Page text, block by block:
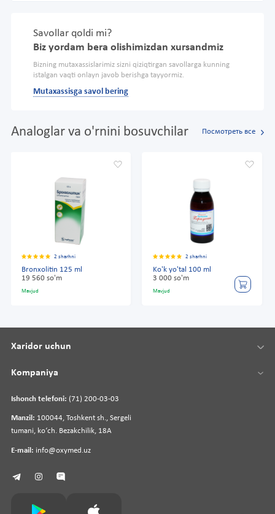
Savollar qoldi mi?
Biz yordam bera olishimizdan xursandmiz
Bizning mutaxassislarimiz sizni qiziqtirgan savollarga kunning
istalgan vaqti onlayn javob berishga tayyormiz.
Mutaxassisga savol bering
Analoglar va o'rnini bosuvchilar Посмотреть все
2 sharhni
Bronxolitin 125 ml
19 560 so'm
Mavjud
2 sharhni
Ko'k yo'tal 100 ml
3 000 so'm
Mavjud
Ishonch telefoni: (71) 200-03-03
Manzil: 100044, Toshkent sh., Sergeli
tumani, koʻch. Bezakchilik, 18A
E-mail: info@oxymed.uz
Xaridor uchun
Kompaniya